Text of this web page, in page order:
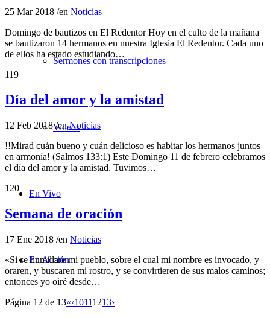
Sermones con transcripciones
Videos
En Vivo
En Acción
25 Mar 2018 /en Noticias
Domingo de bautizos en El Redentor Hoy en el culto de la mañana
se bautizaron 14 hermanos en nuestra Iglesia El Redentor. Cada uno
de ellos ha estado estudiando…
119
Día del amor y la amistad
12 Feb 2018/enNoticias
!!Mirad cuán bueno y cuán delicioso es habitar los hermanos juntos
en armonía! (Salmos 133:1) Este Domingo 11 de febrero celebramos
el día del amor y la amistad. Tuvimos…
120
Semana de oración
17 Ene 2018 /en Noticias
«Si se humillare mi pueblo, sobre el cual mi nombre es invocado, y
oraren, y buscaren mi rostro, y se convirtieren de sus malos caminos;
entonces yo oiré desde…
Página 12 de 13«‹10111213›